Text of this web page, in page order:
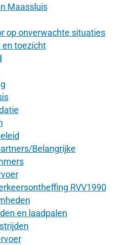
Maassluis
op onverwachte situaties
en toezicht
Belangrijke
RVV1990
en laadpalen